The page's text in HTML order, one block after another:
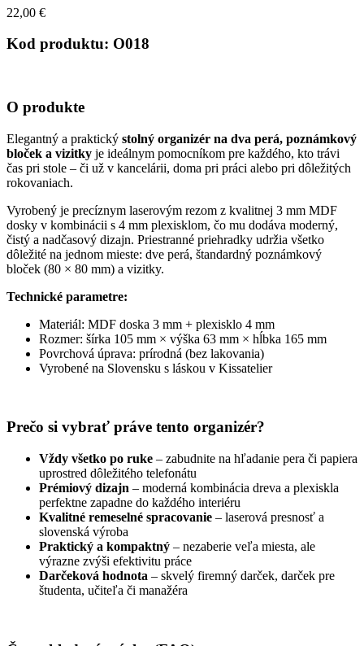
22,00 €
Kod produktu: O018
O produkte
Elegantný a praktický stolný organizér na dva perá, poznámkový
bloček a vizitky je ideálnym pomocníkom pre každého, kto trávi
čas pri stole – či už v kancelárii, doma pri práci alebo pri dôležitých
rokovaniach.
Vyrobený je precíznym laserovým rezom z kvalitnej 3 mm MDF
dosky v kombinácii s 4 mm plexisklom, čo mu dodáva moderný,
čistý a nadčasový dizajn. Priestranné priehradky udržia všetko
dôležité na jednom mieste: dve perá, štandardný poznámkový
bloček (80 × 80 mm) a vizitky.
Technické parametre:
Materiál: MDF doska 3 mm + plexisklo 4 mm
Rozmer: šírka 105 mm × výška 63 mm × hĺbka 165 mm
Povrchová úprava: prírodná (bez lakovania)
Vyrobené na Slovensku s láskou v Kissatelier
Prečo si vybrať práve tento organizér?
Vždy všetko po ruke – zabudnite na hľadanie pera či papiera
uprostred dôležitého telefonátu
Prémiový dizajn – moderná kombinácia dreva a plexiskla
perfektne zapadne do každého interiéru
Kvalitné remeselné spracovanie – laserová presnosť a
slovenská výroba
Praktický a kompaktný – nezaberie veľa miesta, ale
výrazne zvýši efektivitu práce
Darčeková hodnota – skvelý firemný darček, darček pre
študenta, učiteľa či manažéra